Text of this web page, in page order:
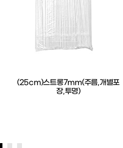
(25cm)스트롱7mm(주름,개별포
장,투명)